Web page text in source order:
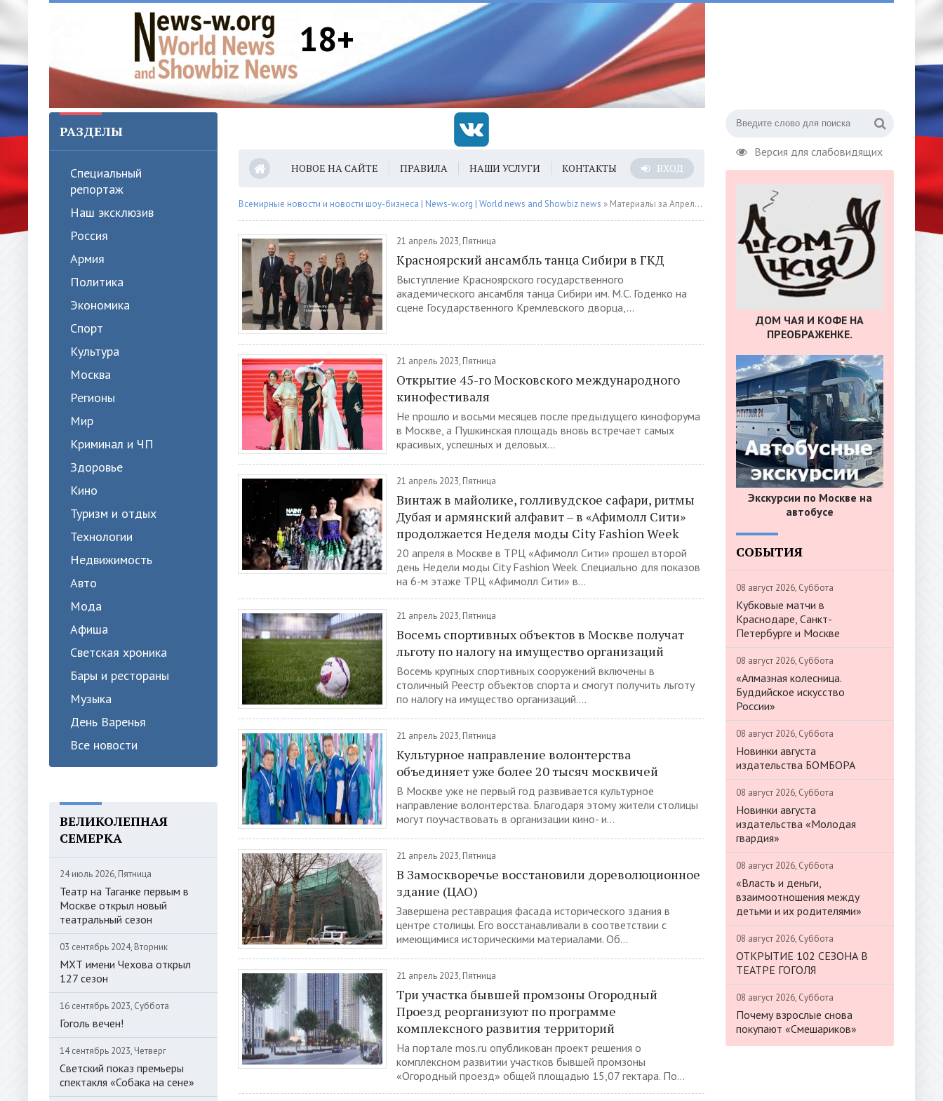
18+
Версия для слабовидящих
РАЗДЕЛЫ
Специальный
репортаж
Наш эксклюзив
Россия
Армия
Политика
Экономика
Спорт
Культура
Москва
Регионы
Мир
Криминал и ЧП
Здоровье
Кино
Туризм и отдых
Технологии
Недвижимость
Авто
Мода
Афиша
Светская хроника
Бары и рестораны
Музыка
День Варенья
Все новости
ВЕЛИКОЛЕПНАЯ
СЕМЕРКА
24 июль 2026, Пятница
Театр на Таганке первым в
Москве открыл новый
театральный сезон
03 сентябрь 2024, Вторник
МХТ имени Чехова открыл
127 сезон
16 сентябрь 2023, Суббота
Гоголь вечен!
14 сентябрь 2023, Четверг
Светский показ премьеры
спектакля «Собака на сене»
НОВОЕ НА САЙТЕ ПРАВИЛА НАШИ УСЛУГИ КОНТАКТЫ ВХОД
Всемирные новости и новости шоу-бизнеса | News-w.org | World news and Showbiz news » Материалы за Апрель 2023 года » Страница 13
21 апрель 2023, Пятница
Красноярский ансамбль танца Сибири в ГКД
Выступление Красноярского государственного
академического ансамбля танца Сибири им. М.С. Годенко на
сцене Государственного Кремлевского дворца,...
21 апрель 2023, Пятница
Открытие 45-го Московского международного
кинофестиваля
Не прошло и восьми месяцев после предыдущего кинофорума
в Москве, а Пушкинская площадь вновь встречает самых
красивых, успешных и деловых...
21 апрель 2023, Пятница
Винтаж в майолике, голливудское сафари, ритмы
Дубая и армянский алфавит – в «Афимолл Сити»
продолжается Неделя моды City Fashion Week
20 апреля в Москве в ТРЦ «Афимолл Сити» прошел второй
день Недели моды City Fashion Week. Специально для показов
на 6-м этаже ТРЦ «Афимолл Сити» в...
21 апрель 2023, Пятница
Восемь спортивных объектов в Москве получат
льготу по налогу на имущество организаций
Восемь крупных спортивных сооружений включены в
столичный Реестр объектов спорта и смогут получить льготу
по налогу на имущество организаций....
21 апрель 2023, Пятница
Культурное направление волонтерства
объединяет уже более 20 тысяч москвичей
В Москве уже не первый год развивается культурное
направление волонтерства. Благодаря этому жители столицы
могут поучаствовать в организации кино- и...
21 апрель 2023, Пятница
В Замоскворечье восстановили дореволюционное
здание (ЦАО)
Завершена реставрация фасада исторического здания в
центре столицы. Его восстанавливали в соответствии с
имеющимися историческими материалами. Об...
21 апрель 2023, Пятница
Три участка бывшей промзоны Огородный
Проезд реорганизуют по программе
комплексного развития территорий
На портале mos.ru опубликован проект решения о
комплексном развитии участков бывшей промзоны
«Огородный проезд» общей площадью 15,07 гектара. По...
ДОМ ЧАЯ И КОФЕ НА
ПРЕОБРАЖЕНКЕ.
Экскурсии по Москве на
автобусе
СОБЫТИЯ
08 август 2026, Суббота
Кубковые матчи в
Краснодаре, Санкт-
Петербурге и Москве
08 август 2026, Суббота
«Алмазная колесница.
Буддийское искусство
России»
08 август 2026, Суббота
Новинки августа
издательства БОМБОРА
08 август 2026, Суббота
Новинки августа
издательства «Молодая
гвардия»
08 август 2026, Суббота
«Власть и деньги,
взаимоотношения между
детьми и их родителями»
08 август 2026, Суббота
ОТКРЫТИЕ 102 СЕЗОНА В
ТЕАТРЕ ГОГОЛЯ
08 август 2026, Суббота
Почему взрослые снова
покупают «Смешариков»